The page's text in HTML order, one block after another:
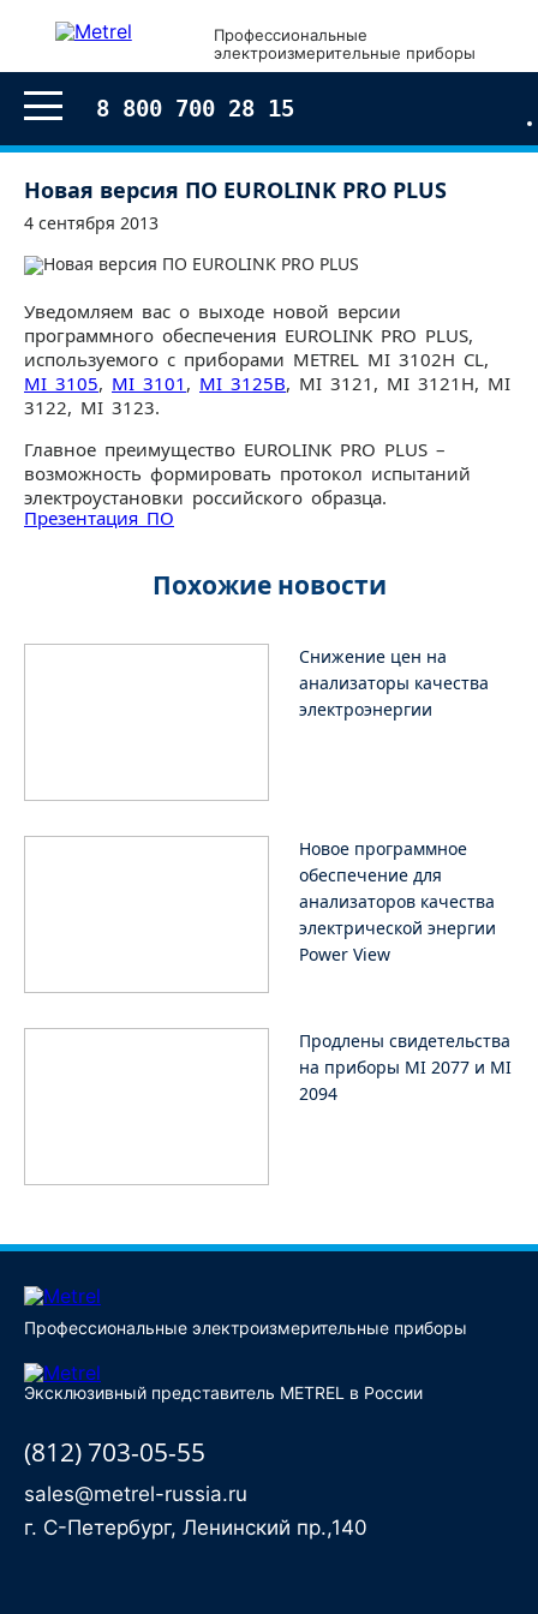
Профессиональные
электроизмерительные приборы
8 800 700 28 15
Новая версия ПО EUROLINK PRO PLUS
4 сентября 2013
Уведомляем вас о выходе новой версии
программного обеспечения EUROLINK PRO PLUS,
используемого с приборами METREL MI 3102H CL,
MI 3105, MI 3101 , MI 3125B, MI 3121, MI 3121H, MI
3122, MI 3123.
Главное преимущество EUROLINK PRO PLUS –
возможность формировать протокол испытаний
электроустановки российского образца.
Презентация ПО
Похожие новости
Cнижение цен на
анализаторы качества
электроэнергии
Новое программное
обеспечение для
анализаторов качества
электрической энергии
Power View
Продлены свидетельства
на приборы MI 2077 и MI
2094
Профессиональные электроизмерительные приборы
Эксклюзивный представитель METREL в России
(812) 703-05-55
sales@metrel-russia.ru
г. С-Петербург, Ленинский пр.,140